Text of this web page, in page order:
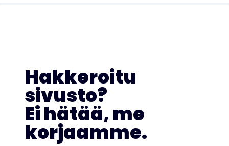
Hakkeroitu
sivusto?
Ei hätää, me
korjaamme.